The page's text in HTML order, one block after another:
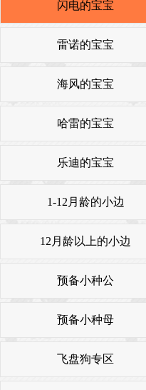
闪电的宝宝
雷诺的宝宝
海风的宝宝
哈雷的宝宝
乐迪的宝宝
1-12月龄的小边
12月龄以上的小边
预备小种公
预备小种母
飞盘狗专区